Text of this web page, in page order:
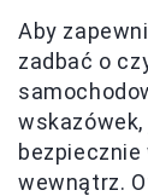
Aby
zadbać o
wewnątrz.